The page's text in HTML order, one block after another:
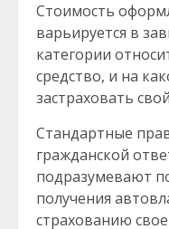
Стоимость
варьируется в
категории
средство, и на
застраховать
Стандартные
гражданской
подразумевают
получения
страхованию